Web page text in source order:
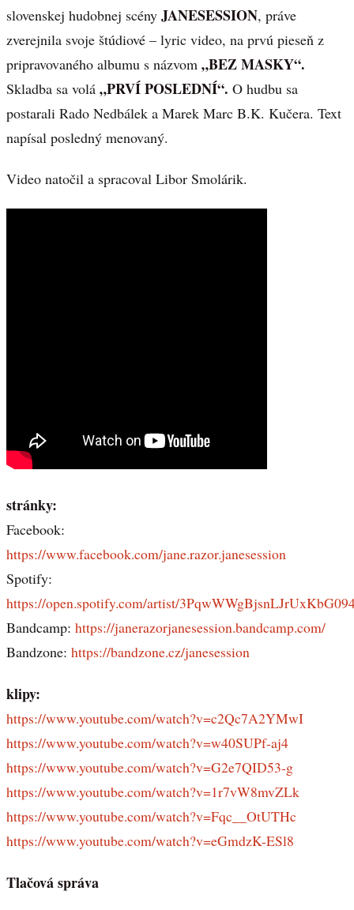
slovenskej hudobnej scény JANESESSION, práve
zverejnila svoje štúdiové – lyric video, na prvú pieseň z
pripravovaného albumu s názvom „BEZ MASKY“.
Skladba sa volá „PRVÍ POSLEDNÍ“. O hudbu sa
postarali Rado Nedbálek a Marek Marc B.K. Kučera. Text
napísal posledný menovaný.
Video natočil a spracoval Libor Smolárik.
stránky:
Facebook:
https://www.facebook.com/jane.razor.janesession
Spotify:
https://open.spotify.com/artist/
Bandcamp: https://janerazorjanesession.bandcamp.com/
Bandzone: https://bandzone.cz/janesession
klipy:
https://www.youtube.com/watch?v=c2Qc7A2YMwI
https://www.youtube.com/watch?v=w40SUPf-aj4
https://www.youtube.com/watch?v=G2e7QID53-g
https://www.youtube.com/watch?v=1r7vW8mvZLk
https://www.youtube.com/watch?v=Fqc__OtUTHc
https://www.youtube.com/watch?v=eGmdzK-ESl8
Tlačová správa